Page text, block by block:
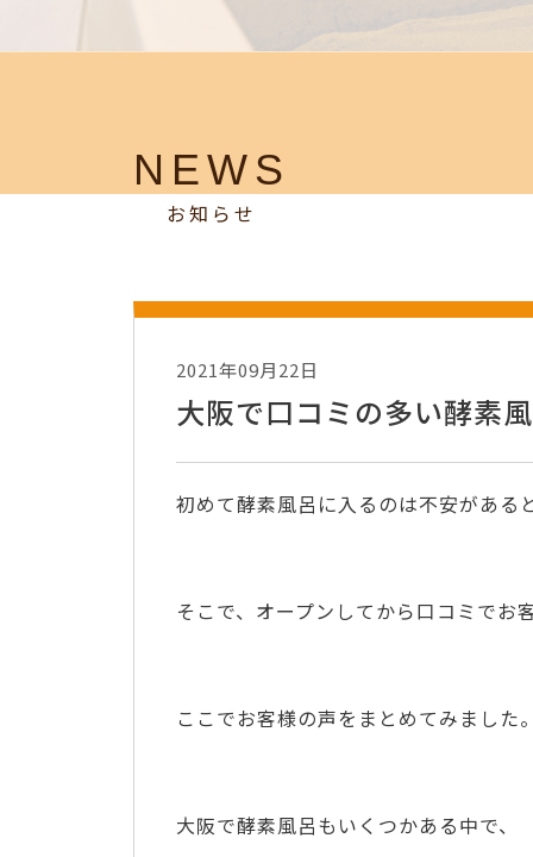
NEWS
お知らせ
2021年09月22日
大阪で口コミの多い酵素
初めて酵素風呂に入るのは不安がある
そこで、オープンしてから口コミでお
ここでお客様の声をまとめてみました
大阪で酵素風呂もいくつかある中で、